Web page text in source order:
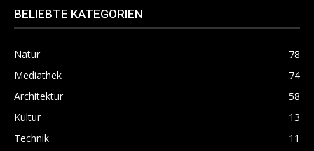
BELIEBTE KATEGORIEN
Natur
78
Mediathek
74
Architektur
58
Kultur
13
Technik
11